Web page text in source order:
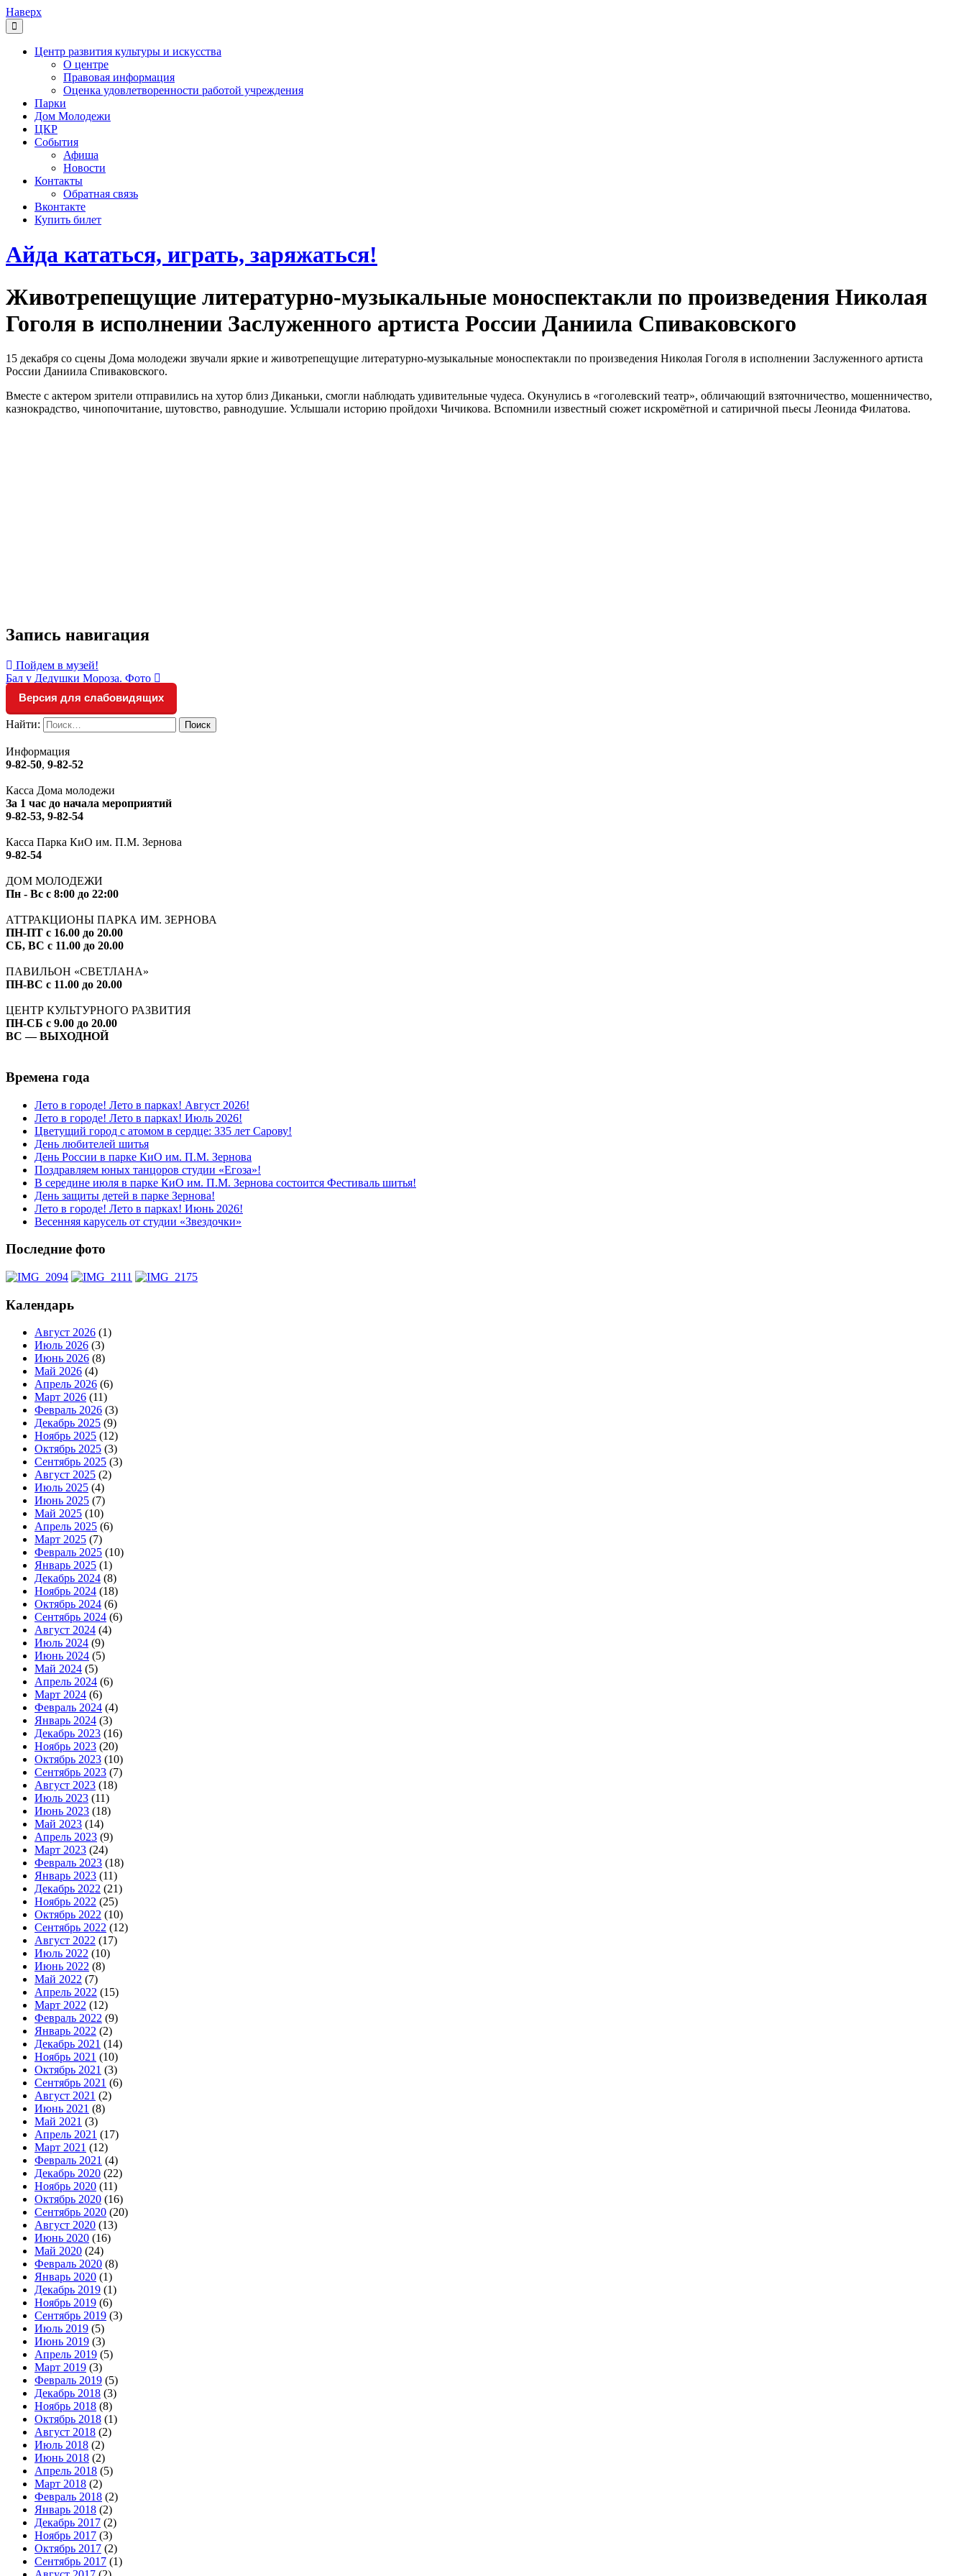
Наверх
Центр развития культуры и искусства
О центре
Правовая информация
Оценка удовлетворенности работой учреждения
Парки
Дом Молодежи
ЦКР
События
Афиша
Новости
Контакты
Обратная связь
Вконтакте
Купить билет
Айда кататься, играть, заряжаться!
Животрепещущие литературно-музыкальные моноспектакли по произведения Николая
Гоголя в исполнении Заслуженного артиста России Даниила Спиваковского
15 декабря со сцены Дома молодежи звучали яркие и животрепещущие литературно-музыкальные моноспектакли по произведения Николая Гоголя в исполнении Заслуженного артиста
России Даниила Спиваковского.
Вместе с актером зрители отправились на хутор близ Диканьки, смогли наблюдать удивительные чудеса. Окунулись в «гоголевский театр», обличающий взяточничество, мошенничество,
казнокрадство, чинопочитание, шутовство, равнодушие. Услышали историю пройдохи Чичикова. Вспомнили известный сюжет искромётной и сатиричной пьесы Леонида Филатова.
Запись навигация
Пойдем в музей!
Бал у Дедушки Мороза. Фото
Версия для слабовидящих
Найти:
Информация
9-82-50, 9-82-52
Касса Дома молодежи
За 1 час до начала мероприятий
9-82-53, 9-82-54
Касса Парка КиО им. П.М. Зернова
9-82-54
ДОМ МОЛОДЕЖИ
Пн - Вс с 8:00 до 22:00
АТТРАКЦИОНЫ ПАРКА ИМ. ЗЕРНОВА
ПН-ПТ с 16.00 до 20.00
СБ, ВС с 11.00 до 20.00
ПАВИЛЬОН «СВЕТЛАНА»
ПН-ВС с 11.00 до 20.00
ЦЕНТР КУЛЬТУРНОГО РАЗВИТИЯ
ПН-СБ с 9.00 до 20.00
ВС — ВЫХОДНОЙ
Времена года
Лето в городе! Лето в парках! Август 2026!
Лето в городе! Лето в парках! Июль 2026!
Цветущий город с атомом в сердце: 335 лет Сарову!
День любителей шитья
День России в парке КиО им. П.М. Зернова
Поздравляем юных танцоров студии «Егоза»!
В середине июля в парке КиО им. П.М. Зернова состоится Фестиваль шитья!
День защиты детей в парке Зернова!
Лето в городе! Лето в парках! Июнь 2026!
Весенняя карусель от студии «Звездочки»
Последние фото
Календарь
Август 2026 (1)
Июль 2026 (3)
Июнь 2026 (8)
Май 2026 (4)
Апрель 2026 (6)
Март 2026 (11)
Февраль 2026 (3)
Декабрь 2025 (9)
Ноябрь 2025 (12)
Октябрь 2025 (3)
Сентябрь 2025 (3)
Август 2025 (2)
Июль 2025 (4)
Июнь 2025 (7)
Май 2025 (10)
Апрель 2025 (6)
Март 2025 (7)
Февраль 2025 (10)
Январь 2025 (1)
Декабрь 2024 (8)
Ноябрь 2024 (18)
Октябрь 2024 (6)
Сентябрь 2024 (6)
Август 2024 (4)
Июль 2024 (9)
Июнь 2024 (5)
Май 2024 (5)
Апрель 2024 (6)
Март 2024 (6)
Февраль 2024 (4)
Январь 2024 (3)
Декабрь 2023 (16)
Ноябрь 2023 (20)
Октябрь 2023 (10)
Сентябрь 2023 (7)
Август 2023 (18)
Июль 2023 (11)
Июнь 2023 (18)
Май 2023 (14)
Апрель 2023 (9)
Март 2023 (24)
Февраль 2023 (18)
Январь 2023 (11)
Декабрь 2022 (21)
Ноябрь 2022 (25)
Октябрь 2022 (10)
Сентябрь 2022 (12)
Август 2022 (17)
Июль 2022 (10)
Июнь 2022 (8)
Май 2022 (7)
Апрель 2022 (15)
Март 2022 (12)
Февраль 2022 (9)
Январь 2022 (2)
Декабрь 2021 (14)
Ноябрь 2021 (10)
Октябрь 2021 (3)
Сентябрь 2021 (6)
Август 2021 (2)
Июнь 2021 (8)
Май 2021 (3)
Апрель 2021 (17)
Март 2021 (12)
Февраль 2021 (4)
Декабрь 2020 (22)
Ноябрь 2020 (11)
Октябрь 2020 (16)
Сентябрь 2020 (20)
Август 2020 (13)
Июнь 2020 (16)
Май 2020 (24)
Февраль 2020 (8)
Январь 2020 (1)
Декабрь 2019 (1)
Ноябрь 2019 (6)
Сентябрь 2019 (3)
Июль 2019 (5)
Июнь 2019 (3)
Апрель 2019 (5)
Март 2019 (3)
Февраль 2019 (5)
Декабрь 2018 (3)
Ноябрь 2018 (8)
Октябрь 2018 (1)
Август 2018 (2)
Июль 2018 (2)
Июнь 2018 (2)
Апрель 2018 (5)
Март 2018 (2)
Февраль 2018 (2)
Январь 2018 (2)
Декабрь 2017 (2)
Ноябрь 2017 (3)
Октябрь 2017 (2)
Сентябрь 2017 (1)